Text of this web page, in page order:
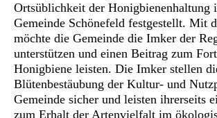
Ortsüblichkeit der Honigbienenhaltung
Gemeinde Schönefeld festgestellt. Mit
möchte die Gemeinde die Imker der
unterstützen und einen Beitrag zum
Honigbiene leisten. Die Imker stellen
Blütenbestäubung der Kultur- und
Gemeinde sicher und leisten ihrerseits
zum Erhalt der Artenvielfalt im